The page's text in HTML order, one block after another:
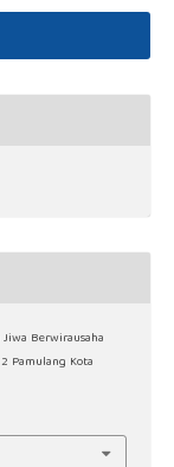
Berwirausaha
Pamulang Kota